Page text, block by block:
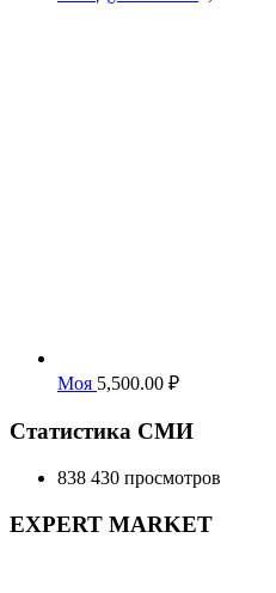
Моя 5,500.00 ₽
Статистика СМИ
838 430 просмотров
EXPERT MARKET